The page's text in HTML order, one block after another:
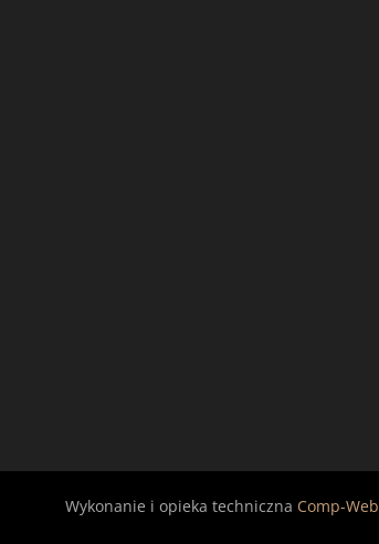
Wykonanie i opieka techniczna Comp-